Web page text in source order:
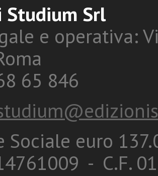
Studium Srl
e operativa:
65 846
Sociale euro
- C.F.